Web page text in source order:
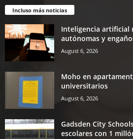
Incluso más noticias
Inteligencia artificial
autónomas y
August 6, 2026
Moho en
universitarios
August 6, 2026
Gadsden City
escolares con 1